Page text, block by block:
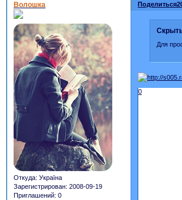
Поделиться
Волошка
Откуда: Україна
Зарегистрирован: 2008-09-19
Приглашений: 0
Для
0